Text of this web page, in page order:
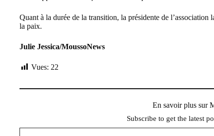
Quant à la durée de la transition, la présidente de
la paix.
Julie Jessica/MoussoNews
Vues: 22
En savoir plus sur
Subscribe to get the latest
Saisissez votre adresse e-mail…